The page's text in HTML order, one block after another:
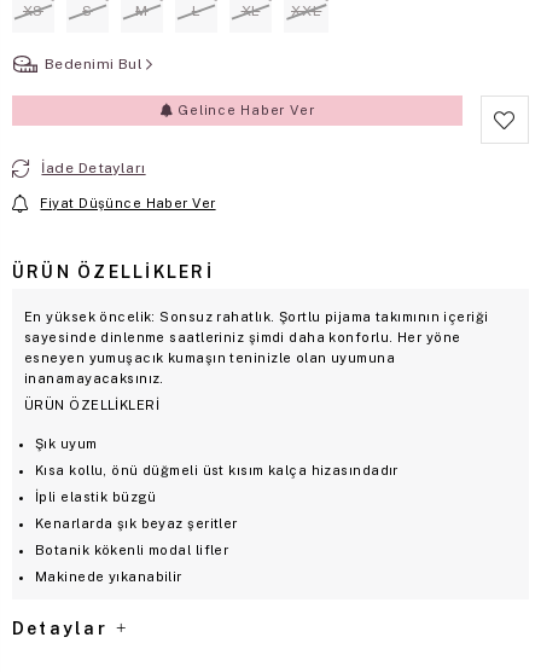
XS S M L XL XXL
Bedenimi Bul
Gelince Haber Ver
İade Detayları
Fiyat Düşünce Haber Ver
ÜRÜN ÖZELLIKLERI
En yüksek öncelik: Sonsuz rahatlık. Şortlu pijama takımının içeriği
sayesinde dinlenme saatleriniz şimdi daha konforlu. Her yöne
esneyen yumuşacık kumaşın teninizle olan uyumuna
inanamayacaksınız.
ÜRÜN ÖZELLİKLERİ
Şık uyum
Kısa kollu, önü düğmeli üst kısım kalça hizasındadır
İpli elastik büzgü
Kenarlarda şık beyaz şeritler
Botanik kökenli modal lifler
Makinede yıkanabilir
Detaylar